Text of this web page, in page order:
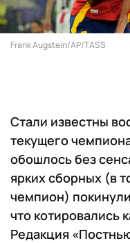
Frank Augstein/AP/TASS
Стали известны
текущего
обошлось без
ярких сборных (в
чемпион)
что котировались
Редакция